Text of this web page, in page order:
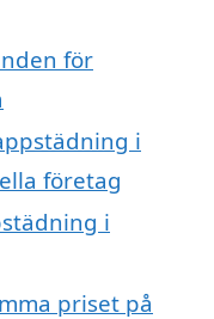
för
i
företag
i
priset på